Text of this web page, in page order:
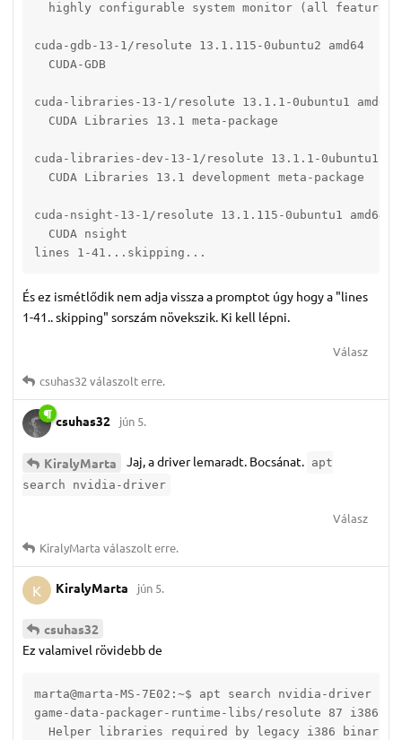
highly configurable system monitor (all features
cuda-gdb-13-1/resolute 13.1.115-0ubuntu2 amd64
  CUDA-GDB
cuda-libraries-13-1/resolute 13.1.1-0ubuntu1 amd64
  CUDA Libraries 13.1 meta-package
cuda-libraries-dev-13-1/resolute 13.1.1-0ubuntu1
  CUDA Libraries 13.1 development meta-package
cuda-nsight-13-1/resolute 13.1.115-0ubuntu1 amd64
  CUDA nsight
lines 1-41...skipping...
És ez ismétlődik nem adja vissza a promptot úgy hogy a "lines
1-41.. skipping" sorszám növekszik. Ki kell lépni.
Válasz
csuhas32 válaszolt erre.
csuhas32 jún 5.
KiralyMarta Jaj, a driver lemaradt. Bocsánat. apt
search nvidia-driver
Válasz
KiralyMarta válaszolt erre.
K KiralyMarta jún 5.
csuhas32
Ez valamivel rövidebb de
marta@marta-MS-7E02:~$ apt search nvidia-driver
game-data-packager-runtime-libs/resolute 87 i386
Helper libraries required by legacy i386 binary-